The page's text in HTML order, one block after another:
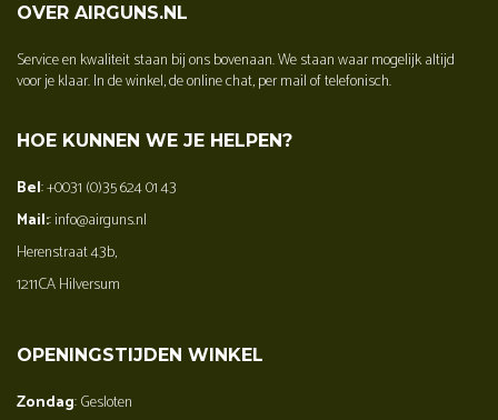
OVER AIRGUNS.NL
Service en kwaliteit staan bij ons bovenaan. We staan waar mogelijk altijd
voor je klaar. In de winkel, de online chat, per mail of telefonisch.
HOE KUNNEN WE JE HELPEN?
Bel: +0031 (0)35 624 01 43
Mail:: info@airguns.nl
Herenstraat 43b,
1211CA Hilversum
OPENINGSTIJDEN WINKEL
Zondag: Gesloten